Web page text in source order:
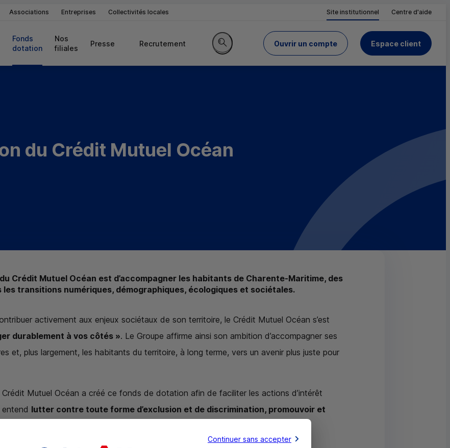
Associations Entreprises Collectivités locales Site institutionnel Centre d'aide
Fonds
dotation
Nos
filiales
Presse Recrutement
Rechercher sur le site
Ouvrir un compte
du Crédit Mutuel Espace client
du Crédit Mutuel Océan
Crédit Mutuel Océan est d’accompagner les habitants de Charente-Maritime, des
les transitions numériques, démographiques, écologiques et sociétales.
activement aux enjeux sociétaux de son territoire, le Crédit Mutuel Océan s’est
durablement à vos côtés ». Le Groupe affirme ainsi son ambition d’accompagner ses
et, plus largement, les habitants du territoire, à long terme, vers un avenir plus juste pour
Mutuel Océan a créé ce fonds de dotation afin de faciliter les actions d’intérêt
entend lutter contre toute forme d’exclusion et de discrimination, promouvoir et
des jeunes, soutenir la création et la reprise d’entreprises et
les transitions.
Continuer sans accepter